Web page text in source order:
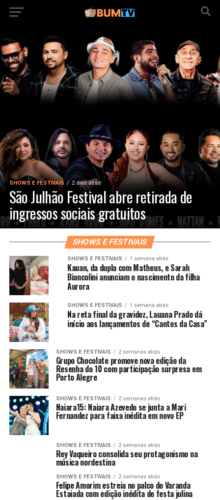
SHOWS E FESTIVAIS 2 dias atrás
São Julhão Festival abre retirada de
ingressos sociais gratuitos
SHOWS E FESTIVAIS
SHOWS E FESTIVAIS 1 semana atrás
Kauan, da dupla com Matheus, e Sarah
Biancolini anunciam o nascimento da filha
Aurora
SHOWS E FESTIVAIS 1 semana atrás
Na reta final da gravidez, Lauana Prado dá
início aos lançamentos de “Cantos da Casa”
SHOWS E FESTIVAIS 2 semanas atrás
Grupo Chocolate promove nova edição da
Resenha do 10 com participação surpresa em
Porto Alegre
SHOWS E FESTIVAIS 2 semanas atrás
Naiara15: Naiara Azevedo se junta a Mari
Fernandez para faixa inédita em novo EP
SHOWS E FESTIVAIS 2 semanas atrás
Rey Vaqueiro consolida seu protagonismo na
música nordestina
SHOWS E FESTIVAIS 2 semanas atrás
Felipe Amorim estreia no palco do Varanda
Estaiada com edição inédita de festa julina